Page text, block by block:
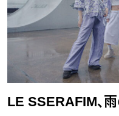
LE SSERAFIM、